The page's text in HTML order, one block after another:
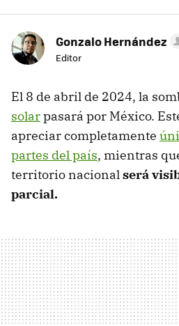
Gonzalo Hernández
Editor
El 8 de abril de 2024, la
solarpasará por México.
apreciar completamente
partes del país, mientras
territorio nacionalserá
parcial.